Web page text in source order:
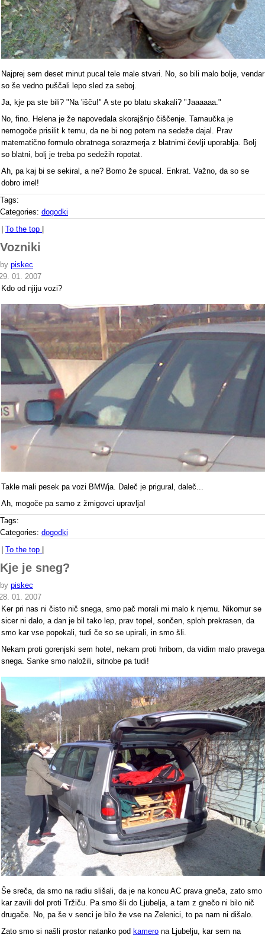
Najprej sem deset minut pucal tele male stvari. No, so bili malo bolje, vendar
so še vedno puščali lepo sled za seboj.
Ja, kje pa ste bili? "Na 'išču!" A ste po blatu skakali? "Jaaaaaa."
No, fino. Helena je že napovedala skorajšnjo čiščenje. Tamaučka je
nemogoče prisilit k temu, da ne bi nog potem na sedeže dajal. Prav
matematično formulo obratnega sorazmerja z blatnimi čevlji uporablja. Bolj
so blatni, bolj je treba po sedežih ropotat.
Ah, pa kaj bi se sekiral, a ne? Bomo že spucal. Enkrat. Važno, da so se
dobro imel!
Tags:
Categories: dogodki
To the top
Vozniki
by piskec
01. 2007
Kdo od njiju vozi?
Takle mali pesek pa vozi BMWja. Daleč je prigural, daleč...
Ah, mogoče pa samo z žmigovci upravlja!
Tags:
Categories: dogodki
To the top
Kje je sneg?
by piskec
01. 2007
Ker pri nas ni čisto nič snega, smo pač morali mi malo k njemu. Nikomur se
sicer ni dalo, a dan je bil tako lep, prav topel, sončen, sploh prekrasen, da
smo kar vse popokali, tudi če so se upirali, in smo šli.
Nekam proti gorenjski sem hotel, nekam proti hribom, da vidim malo pravega
snega. Sanke smo naložili, sitnobe pa tudi!
Še sreča, da smo na radiu slišali, da je na koncu AC prava gneča, zato smo
kar zavili dol proti Tržiču. Pa smo šli do Ljubelja, a tam z gnečo ni bilo nič
drugače. No, pa še v senci je bilo že vse na Zelenici, to pa nam ni dišalo.
Zato smo si našli prostor natanko pod kamero na Ljubelju, kar sem na